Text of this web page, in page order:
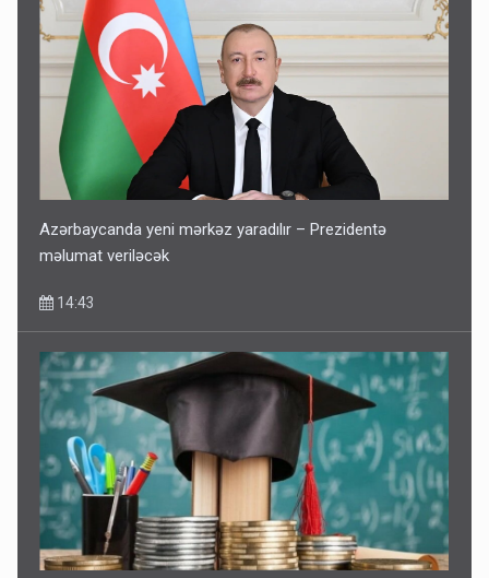
Azərbaycanda yeni mərkəz yaradılır – Prezidentə
məlumat veriləcək
14:43